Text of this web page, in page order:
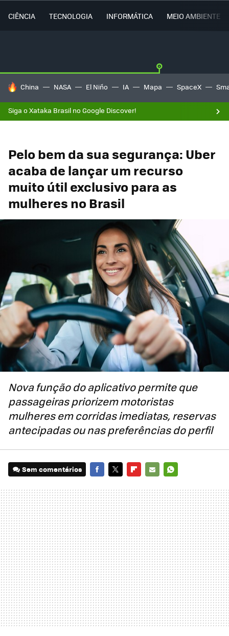
CIÊNCIA TECNOLOGIA INFORMÁTICA MEIO AMBIENTE
TENDÊNCIAS DO DIA
China NASA El Niño IA Mapa SpaceX
Siga o Xataka Brasil no Google Discover!
Pelo bem da sua segurança: Uber
acaba de lançar um recurso
muito útil exclusivo para as
mulheres no Brasil
Nova função do aplicativo permite que
passageiras priorizem motoristas
mulheres em corridas imediatas, reservas
antecipadas ou nas preferências do perfil
Sem comentários
MAIL